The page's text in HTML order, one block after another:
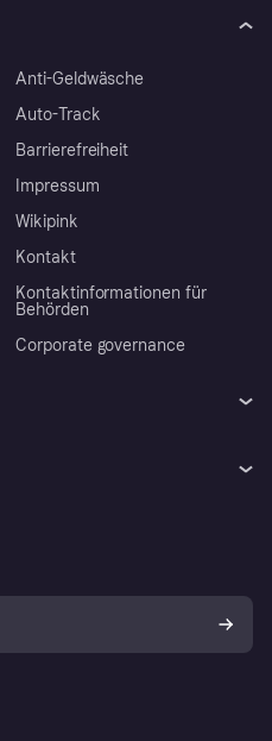
Anti-Geldwäsche
Auto-Track
Barrierefreiheit
Impressum
Wikipink
Kontakt
Kontaktinformationen für
Behörden
Corporate governance
Dein Widerrufsrecht